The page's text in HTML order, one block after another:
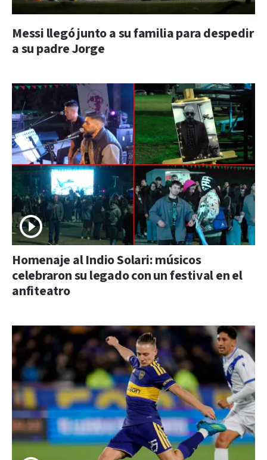
Messi llegó junto a su familia para despedir
a su padre Jorge
Homenaje al Indio Solari: músicos
celebraron su legado con un festival en el
anfiteatro